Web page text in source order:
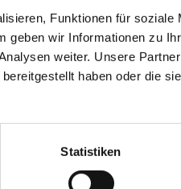
Funktionen für soziale
geben wir Informationen zu
weiter. Unsere
haben oder die
Statistiken